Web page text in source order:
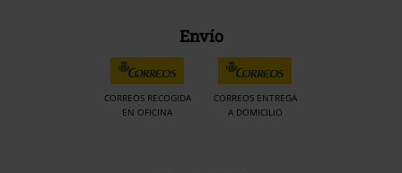
Envío
CORREOS RECOGIDA
EN OFICINA
CORREOS ENTREGA
A DOMICILIO